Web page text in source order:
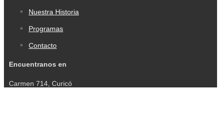
Nuestra Historia
Programas
Contacto
Encuentranos en
Carmen 714, Curicó